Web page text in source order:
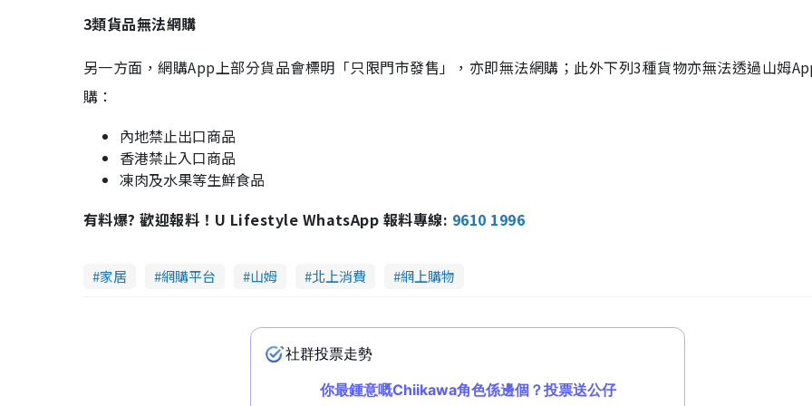
3類貨品無法網購
另一方面，網購App上部分貨品會標明「只限門市發售」，亦即無法網購；此外下列3種貨物亦無法透過山姆
購：
內地禁止出口商品
香港禁止入口商品
凍肉及水果等生鮮食品
有料爆? 歡迎報料！U Lifestyle WhatsApp 報料專線: 9610 1996
家居 網購平台 山姆 北上消費 網上購物